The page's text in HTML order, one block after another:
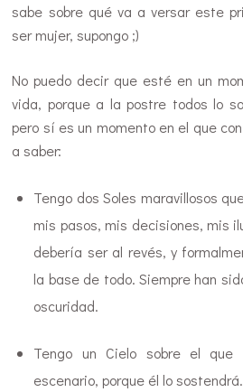
sabe sobre qué va a versar este
ser mujer, supongo ;)
No puedo decir que esté en un
vida, porque a la postre todos lo
pero sí es un momento en el que
a saber:
Tengo dos Soles maravillosos
mis pasos, mis decisiones, mis
debería ser al revés, y
la base de todo. Siempre han
oscuridad.
Tengo un Cielo sobre el que
escenario, porque él lo